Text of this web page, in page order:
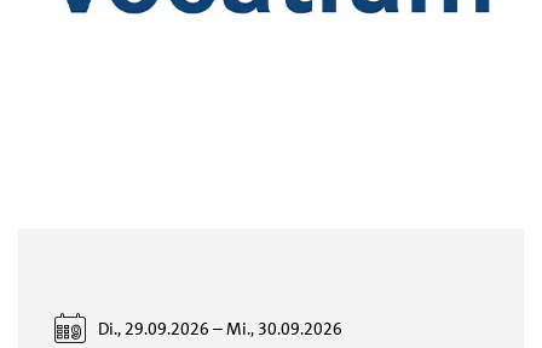
Di., 29.09.2026 –Mi., 30.09.2026